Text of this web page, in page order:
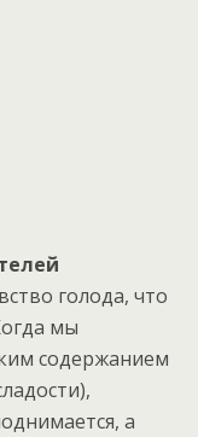
голода, что
мы
содержанием
а